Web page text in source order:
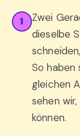
1
Zwei
dieselbe
So haben
gleichen
sehen
können.